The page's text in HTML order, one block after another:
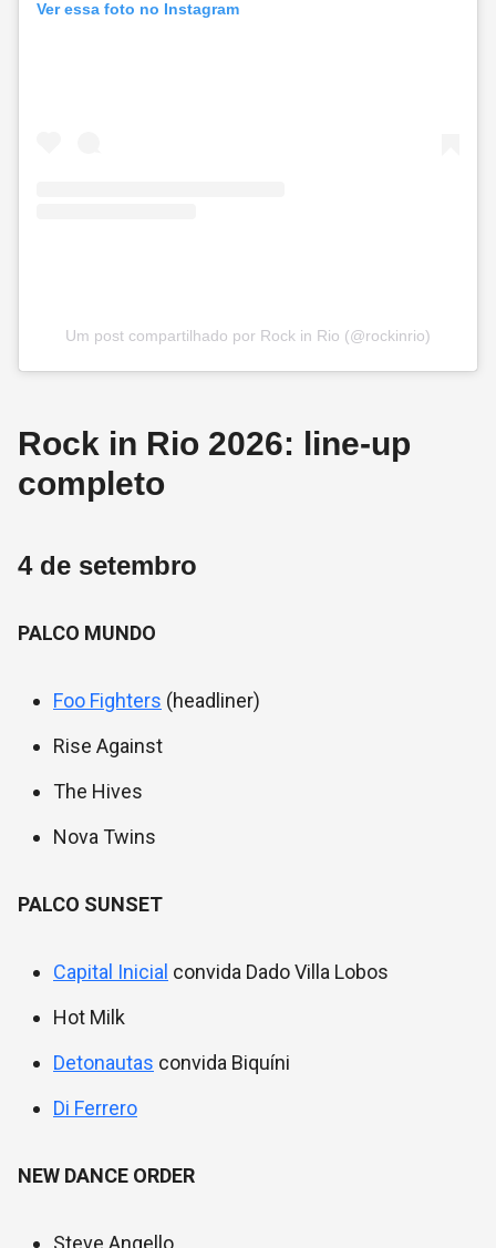
Ver essa foto no Instagram
Um post compartilhado por Rock in Rio (@rockinrio)
Rock in Rio 2026: line-up
completo
4 de setembro
PALCO MUNDO
Foo Fighters (headliner)
Rise Against
The Hives
Nova Twins
PALCO SUNSET
Capital Inicial convida Dado Villa Lobos
Hot Milk
Detonautas convida Biquíni
Di Ferrero
NEW DANCE ORDER
Steve Angello